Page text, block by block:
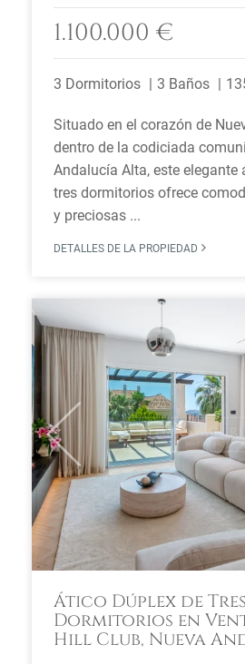
1.100.000 €
3 Dormitorios 3 Baños
Situado en el corazón de
dentro de la codiciada
Andalucía Alta, este elegante
tres dormitorios ofrece
y preciosas ...
DETALLES DE LA PROPIEDAD
Previous
Ático Dúplex de Tres
Dormitorios en
Hill Club, Nueva